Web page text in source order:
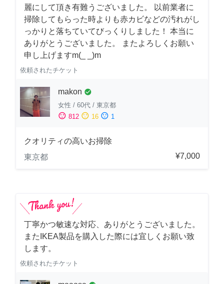
麗にして頂き有難うございました。 以前業者に
掃除してもらった時よりも赤カビなどの汚れがし
っかりと落ちていてびっくりしました！ 本当に
ありがとうございました。 またよろしくお願い
申し上げますm(_ _)m
依頼されたチケット
makon check_circle
女性 / 60代 / 東京都
sentiment_satisfied 812 sentiment_neutral 16 sentiment_dissatisfied 1
クオリティの高いお掃除
東京都
¥7,000
丁寧かつ敏速な対応、ありがとうございました。
またIKEA製品を購入した際には宜しくお願い致
します。
依頼されたチケット